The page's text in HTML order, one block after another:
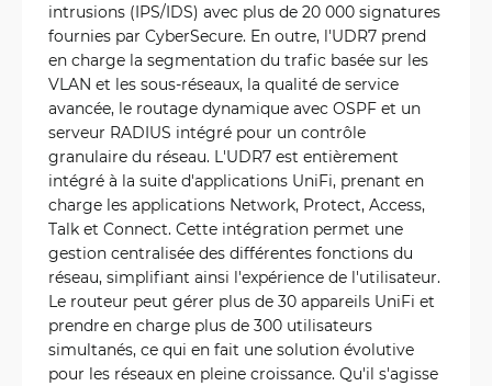
intrusions (IPS/IDS) avec plus de 20 000 signatures
fournies par CyberSecure. En outre, l'UDR7 prend
en charge la segmentation du trafic basée sur les
VLAN et les sous-réseaux, la qualité de service
avancée, le routage dynamique avec OSPF et un
serveur RADIUS intégré pour un contrôle
granulaire du réseau. L'UDR7 est entièrement
intégré à la suite d'applications UniFi, prenant en
charge les applications Network, Protect, Access,
Talk et Connect. Cette intégration permet une
gestion centralisée des différentes fonctions du
réseau, simplifiant ainsi l'expérience de l'utilisateur.
Le routeur peut gérer plus de 30 appareils UniFi et
prendre en charge plus de 300 utilisateurs
simultanés, ce qui en fait une solution évolutive
pour les réseaux en pleine croissance. Qu'il s'agisse